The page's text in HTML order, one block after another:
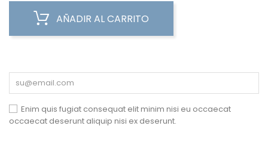
AÑADIR AL CARRITO
Enim quis fugiat consequat elit minim nisi eu occaecat
occaecat deserunt aliquip nisi ex deserunt.